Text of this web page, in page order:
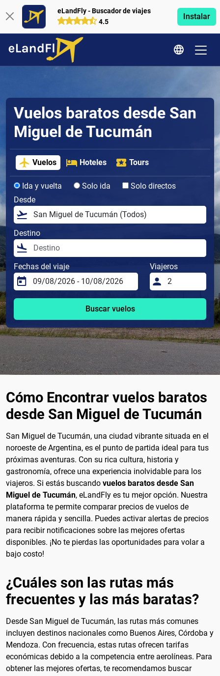
eLandFly - Buscador de viajes
4.5
Instalar
Vuelos baratos desde San
Miguel de Tucumán
Vuelos Hoteles Tours
Ida y vuelta Solo ida
Solo directos
Desde
Destino
Fechas del viaje Viajeros
Buscar vuelos
Cómo Encontrar vuelos baratos
desde San Miguel de Tucumán
San Miguel de Tucumán, una ciudad vibrante situada en el
noroeste de Argentina, es el punto de partida ideal para tus
próximas aventuras. Con su rica cultura, historia y
gastronomía, ofrece una experiencia inolvidable para los
viajeros. Si estás buscando vuelos baratos desde San
Miguel de Tucumán, eLandFly es tu mejor opción. Nuestra
plataforma te permite comparar precios de vuelos de
manera rápida y sencilla. Puedes activar alertas de precios
para recibir notificaciones sobre las mejores ofertas
disponibles. ¡No te pierdas las oportunidades para volar a
bajo costo!
¿Cuáles son las rutas más
frecuentes y las más baratas?
Desde San Miguel de Tucumán, las rutas más comunes
incluyen destinos nacionales como Buenos Aires, Córdoba y
Mendoza. Con frecuencia, estas rutas ofrecen tarifas
económicas debido a la competencia entre aerolíneas. Para
obtener las mejores ofertas, te recomendamos buscar